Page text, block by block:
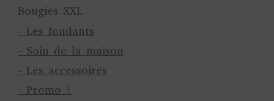
Bougies XXL
- Les fondants
- Soin de la maison
- Les accessoires
- Promo !